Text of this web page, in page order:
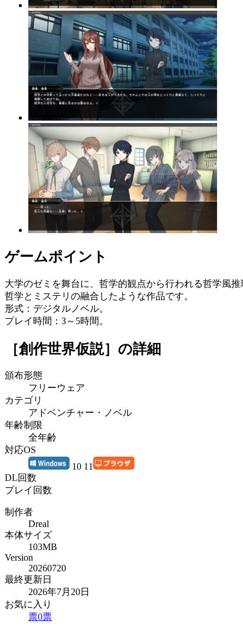
ゲームポイント
大学のゼミを舞台に、哲学的観点から行われる哲学風
哲学とミステリの融合したような作品です。
形式：デジタルノベル。
プレイ時間：3～5時間。
［創作世界仮説］ の詳細
頒布形態
フリーウェア
カテゴリ
アドベンチャー・ノベル
年齢制限
全年齢
対応OS
10 11
DL回数
プレイ回数
制作者
Dreal
本体サイズ
103MB
Version
20260720
最終更新日
2026年7月20日
お気に入り
票0票